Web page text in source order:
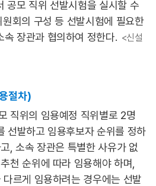
공모 직위 선발시험을 실시할 수
회의 구성 등 선발시험에 필요한
장관과 협의하여 정한다. <신설
절차)
직위의 임용예정 직위별로 2명
선발하고 임용후보자 순위를 정하
, 소속 장관은 특별한 사유가 없
천 순위에 따라 임용해야 하며,
르게 임용하려는 경우에는 선발